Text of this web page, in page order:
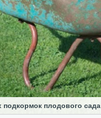
подкормок плодового сада